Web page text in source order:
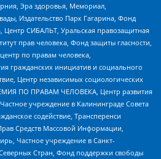
Эра здоровья, Мемориал,
Издательство Парк Гагарина, Фонд
СИБАЛЬТ, Уральская правозащитная
прав человека, Фонд защиты гласности,
по правам человека,
гражданских инициатив и социального
Центр независимых социологических
ПО ПРАВАМ ЧЕЛОВЕКА, Центр развития
учреждение в Калининграде Совета
содействие, Трансперенси
Средств Массовой Информации,
Частное учреждение в Санкт-
Стран, Фонд поддержки свободы